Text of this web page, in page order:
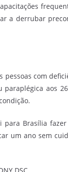
a derrubar
com
aos
Brasília
um ano sem